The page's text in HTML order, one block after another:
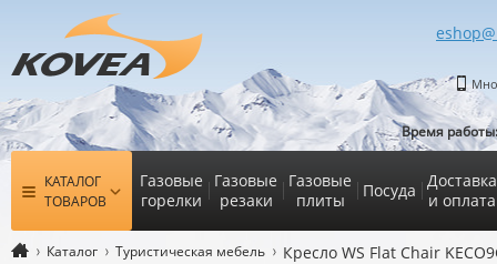
Время
КАТАЛОГ
ТОВАРОВ
Газовые
горелки
Газовые
резаки
Газовые
плиты
Посуда Доставка
и оплата
Каталог Туристическая мебель Кресло WS Flat Chair